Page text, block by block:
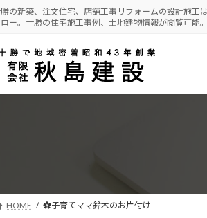
の新築、注文住宅、店舗工事リフォームの設計施工
ロー。十勝の住宅施工事例、土地建物情報が閲覧可能
HOME ✿子育てママ鈴木のお片付け